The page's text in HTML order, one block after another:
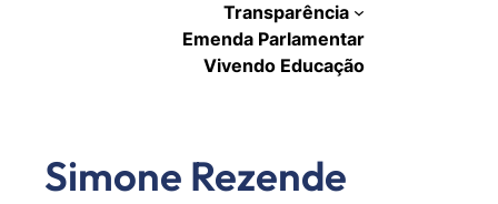
Transparência
Emenda Parlamentar
Vivendo Educação
Simone Rezende